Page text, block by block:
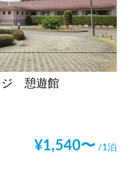
ジ 憩遊館
¥1,540〜 /1泊